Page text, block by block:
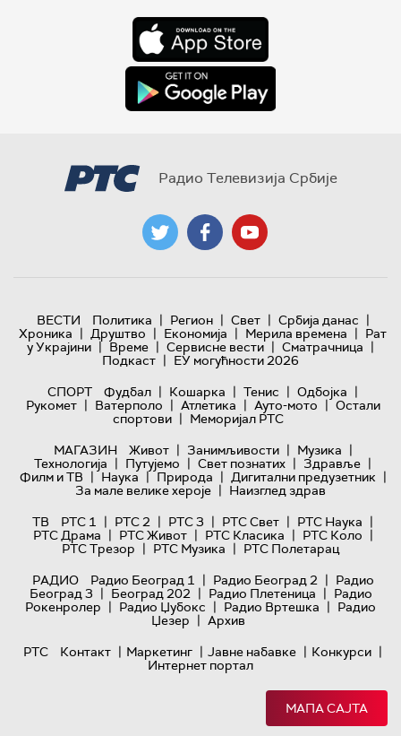
Радио Телевизија Србије
ВЕСТИ Политика | Регион | Свет | Србија данас |
Хроника | Друштво | Економија | Мерила времена | Рат
у Украјини | Време | Сервисне вести | Сматрачница |
Подкаст | ЕУ могућности 2026
СПОРТ
Фудбал | Кошарка | Тенис | Одбојка |
Рукомет | Ватерполо | Атлетика | Ауто-мото | Остали
спортови | Меморијал РТС
МАГАЗИН
Живот | Занимљивости | Музика |
Технологијa | Путујемо | Свет познатих | Здравље |
Филм и ТВ | Наука | Природа | Дигитални предузетник |
За мале велике хероје | Наизглед здрав
ТВ
РТС 1 | РТС 2 | РТС 3 | РТС Свет | РТС Наука |
РТС Драма | РТС Живот | РТС Класика | РТС Коло |
РТС Трезор | РТС Музика | РТС Полетарац
РАДИО
Радио Београд 1 | Радио Београд 2 | Радио
Београд 3 | Београд 202 | Радио Плетеница | Радио
Рокенролер | Радио Џубокс | Радио Вртешка | Радио
Џезер | Архив
РТС
Контакт | Маркетинг | Јавне набавке | Конкурси |
Интернет портал
МАПА САЈТА